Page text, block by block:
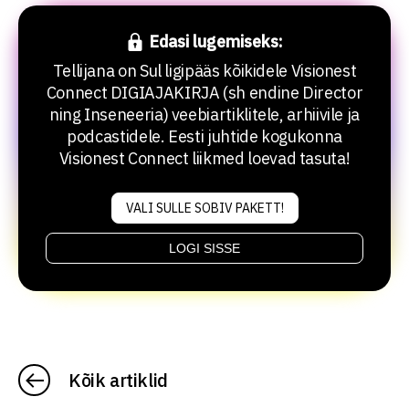
Edasi lugemiseks:
Tellijana on Sul ligipääs kõikidele Visionest
Connect DIGIAJAKIRJA (sh endine Director
ning Inseneeria) veebiartiklitele, arhiivile ja
podcastidele. Eesti juhtide kogukonna
Visionest Connect liikmed loevad tasuta!
VALI SULLE SOBIV PAKETT!
LOGI SISSE
Kõik artiklid